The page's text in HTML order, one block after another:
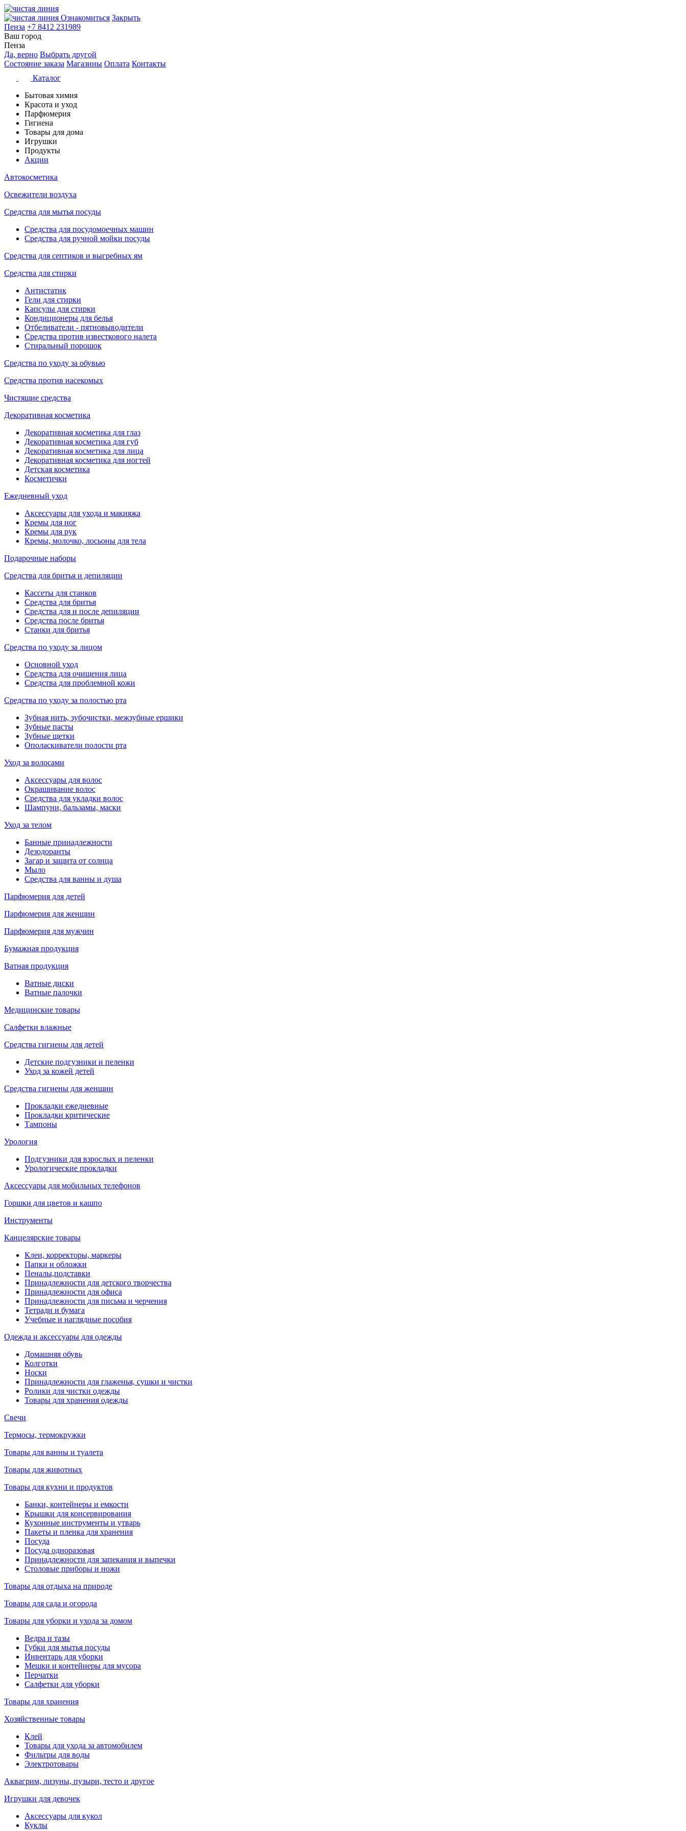
Ознакомиться Закрыть
Пенза +7 8412 231989
Ваш город
Пенза
Да, верно Выбрать другой
Состояние заказа Магазины Оплата Контакты
Каталог
Бытовая химия
Красота и уход
Парфюмерия
Гигиена
Товары для дома
Игрушки
Продукты
Акции
Автокосметика
Освежители воздуха
Средства для мытья посуды
Средства для посудомоечных машин
Средства для ручной мойки посуды
Средства для септиков и выгребных ям
Средства для стирки
Антистатик
Гели для стирки
Капсулы для стирки
Кондиционеры для белья
Отбеливатели - пятновыводители
Средства против известкового налета
Стиральный порошок
Средства по уходу за обувью
Средства против насекомых
Чистящие средства
Декоративная косметика
Декоративная косметика для глаз
Декоративная косметика для губ
Декоративная косметика для лица
Декоративная косметика для ногтей
Детская косметика
Косметички
Ежедневный уход
Аксессуары для ухода и макияжа
Кремы для ног
Кремы для рук
Кремы, молочко, лосьоны для тела
Подарочные наборы
Средства для бритья и депиляции
Кассеты для станков
Средства для бритья
Средства для и после депиляции
Средства после бритья
Станки для бритья
Средства по уходу за лицом
Основной уход
Средства для очищения лица
Средства для проблемной кожи
Средства по уходу за полостью рта
Зубная нить, зубочистки, межзубные ершики
Зубные пасты
Зубные щетки
Ополаскиватели полости рта
Уход за волосами
Аксессуары для волос
Окрашивание волос
Средства для укладки волос
Шампуни, бальзамы, маски
Уход за телом
Банные принадлежности
Дезодоранты
Загар и защита от солнца
Мыло
Средства для ванны и душа
Парфюмерия для детей
Парфюмерия для женщин
Парфюмерия для мужчин
Бумажная продукция
Ватная продукция
Ватные диски
Ватные палочки
Медицинские товары
Салфетки влажные
Средства гигиены для детей
Детские подгузники и пеленки
Уход за кожей детей
Средства гигиены для женщин
Прокладки ежедневные
Прокладки критические
Тампоны
Урология
Подгузники для взрослых и пеленки
Урологические прокладки
Аксессуары для мобильных телефонов
Горшки для цветов и кашпо
Инструменты
Канцелярские товары
Клеи, корректоры, маркеры
Папки и обложки
Пеналы,подставки
Принадлежности для детского творчества
Принадлежности для офиса
Принадлежности для письма и черчения
Тетради и бумага
Учебные и наглядные пособия
Одежда и аксессуары для одежды
Домашняя обувь
Колготки
Носки
Принадлежности для глаженья, сушки и чистки
Ролики для чистки одежды
Товары для хранения одежды
Свечи
Термосы, термокружки
Товары для ванны и туалета
Товары для животных
Товары для кухни и продуктов
Банки, контейнеры и емкости
Крышки для консервирования
Кухонные инструменты и утварь
Пакеты и пленка для хранения
Посуда
Посуда одноразовая
Принадлежности для запекания и выпечки
Столовые приборы и ножи
Товары для отдыха на природе
Товары для сада и огорода
Товары для уборки и ухода за домом
Ведра и тазы
Губки для мытья посуды
Инвентарь для уборки
Мешки и контейнеры для мусора
Перчатки
Салфетки для уборки
Товары для хранения
Хозяйственные товары
Клей
Товары для ухода за автомобилем
Фильтры для воды
Электротовары
Аквагрим, лизуны, пузыри, тесто и другое
Игрушки для девочек
Аксессуары для кукол
Куклы